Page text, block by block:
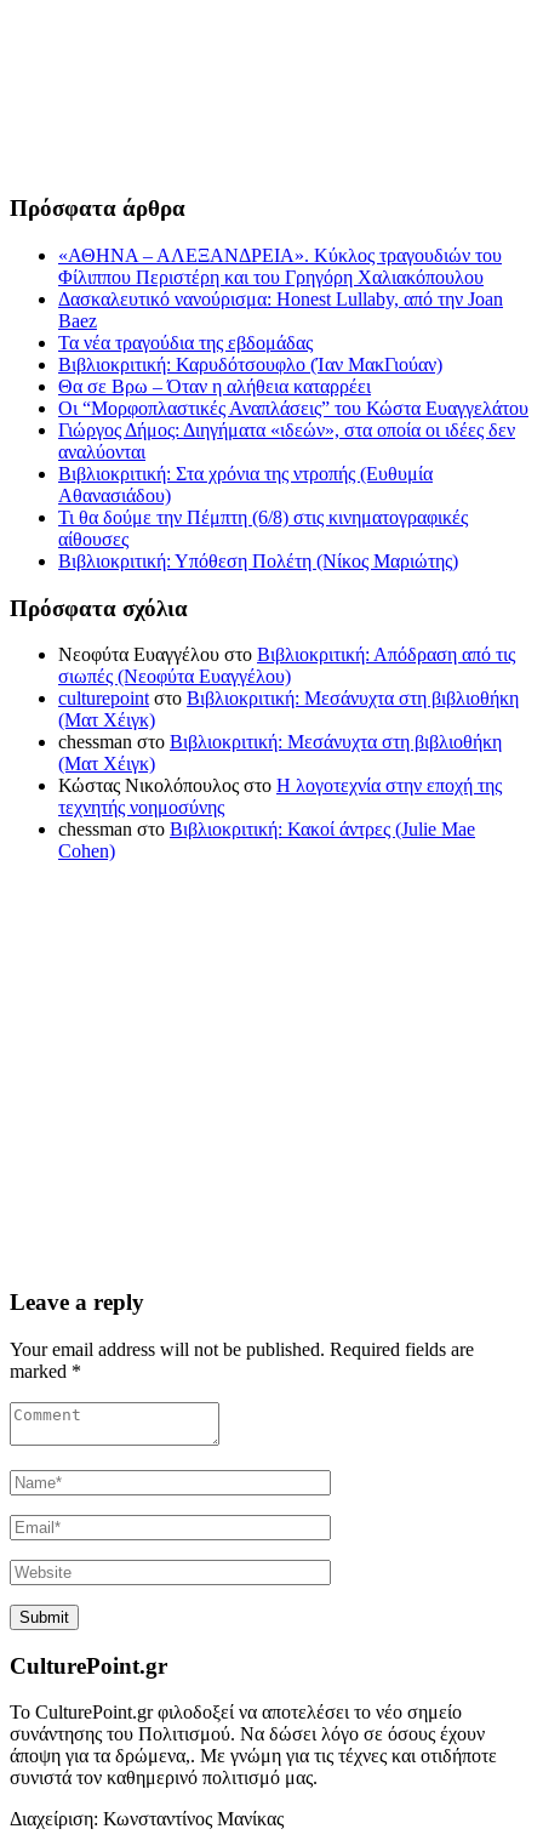
Πρόσφατα άρθρα
«ΑΘΗΝΑ – ΑΛΕΞΑΝΔΡΕΙΑ». Κύκλος τραγουδιών του
Φίλιππου Περιστέρη και του Γρηγόρη Χαλιακόπουλου
Δασκαλευτικό νανούρισμα: Honest Lullaby, από την Joan
Baez
Τα νέα τραγούδια της εβδομάδας
Βιβλιοκριτική: Καρυδότσουφλο (Ίαν ΜακΓιούαν)
Θα σε Βρω – Όταν η αλήθεια καταρρέει
Οι “Μορφοπλαστικές Αναπλάσεις” του Κώστα Ευαγγελάτου
Γιώργος Δήμος: Διηγήματα «ιδεών», στα οποία οι ιδέες δεν
αναλύονται
Βιβλιοκριτική: Στα χρόνια της ντροπής (Ευθυμία
Αθανασιάδου)
Τι θα δούμε την Πέμπτη (6/8) στις κινηματογραφικές
αίθουσες
Βιβλιοκριτική: Υπόθεση Πολέτη (Νίκος Μαριώτης)
Πρόσφατα σχόλια
Νεοφύτα Ευαγγέλου στο Βιβλιοκριτική: Απόδραση από τις
σιωπές (Νεοφύτα Ευαγγέλου)
culturepointστο Βιβλιοκριτική: Μεσάνυχτα στη βιβλιοθήκη
(Ματ Χέιγκ)
chessman στο Βιβλιοκριτική: Μεσάνυχτα στη βιβλιοθήκη
(Ματ Χέιγκ)
Κώστας Νικολόπουλος στο Η λογοτεχνία στην εποχή της
τεχνητής νοημοσύνης
chessman στο Βιβλιοκριτική: Κακοί άντρες (Julie Mae
Cohen)
Leave a reply
Your email address will not be published. Required fields are
marked *
CulturePoint.gr
Το CulturePoint.gr φιλοδοξεί να αποτελέσει το νέο σημείο
συνάντησης του Πολιτισμού. Να δώσει λόγο σε όσους έχουν
άποψη για τα δρώμενα,. Με γνώμη για τις τέχνες και οτιδήποτε
συνιστά τον καθημερινό πολιτισμό μας.
Διαχείριση: Κωνσταντίνος Μανίκας